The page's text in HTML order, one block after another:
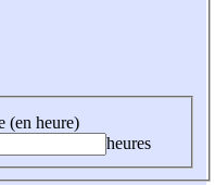
(en heure)
heures